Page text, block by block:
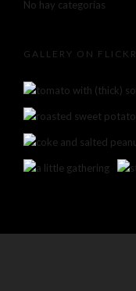
No hay categorías
GALLERY ON FLICKR